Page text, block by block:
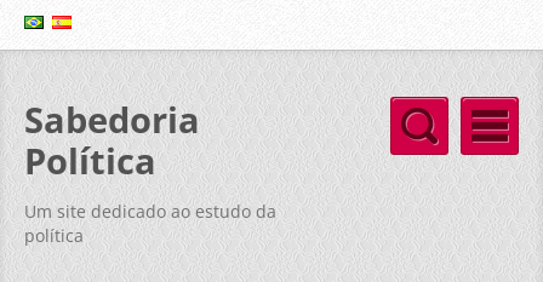
Sabedoria
Política
Um site dedicado ao estudo da
política